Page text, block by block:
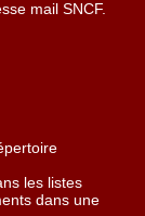
mail SNCF.
les listes
dans une